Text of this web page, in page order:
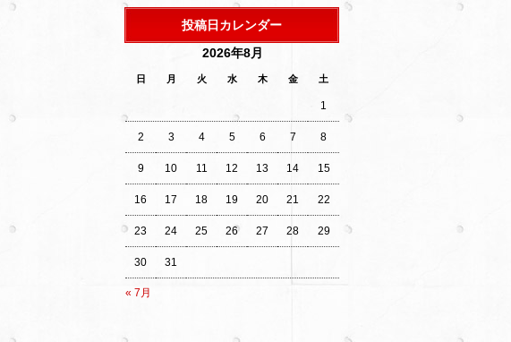
投稿日カレンダー
2026年8月
日 月 火 水 木 金 土
« 7月
1
2 3 4 5 6 7 8
9 10 11 12 13 14 15
16 17 18 19 20 21 22
23 24 25 26 27 28 29
30 31